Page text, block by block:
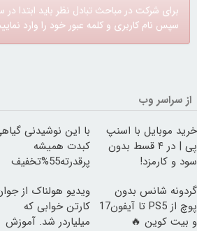
برای شرکت در مباحث تبادل نظر باید ابتدا در
سپس نام کاربری و کلمه عبور خود را وارد
از سراسر وب
خرید موبایل با اسنپ
پی | در ۴ قسط بدون
سود و کارمزد!
با این نوشیدنی
کبدت همیشه
پرقدرته55%تخفیف
گردونه شانس بدون
پوچ از PS5 تا آیفون17
و بیت کوین 🔥
ویدیو هولناک از
کارتن خوابی که
میلیاردر شد. آموزش